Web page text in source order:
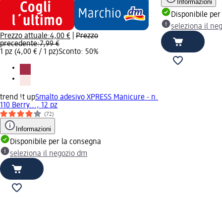
Prezzo attuale:4,00 €
Prezzo
precedente:7,99 €
1 pz (4,00 € / 1 pz)Sconto: 50%
trend !t upSmalto adesivo XPRESS Manicure - n.
110 Berry..., 12 pz
(72)
Informazioni
Disponibile per la consegna
seleziona il negozio dm
Informazioni
Disponibile
seleziona il